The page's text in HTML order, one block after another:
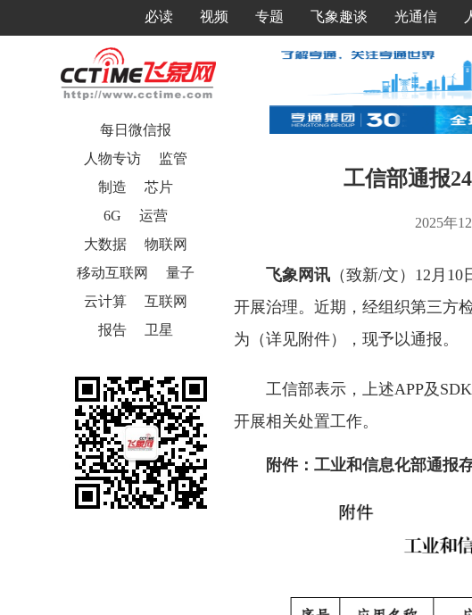
必读 视频 专题 飞象趣谈 光通信
每日微信报
人物专访
监管
制造
芯片
6G
运营
大数据
物联网
移动互联网
量子
云计算
互联网
报告
卫星
工信部通报
2025年
飞象网讯 （致新/文）12月
开展治理。近期，经组织第三方
为（详见附件），现予以通报。
工信部表示，上述APP及
开展相关处置工作。
附件：工业和信息化部通报